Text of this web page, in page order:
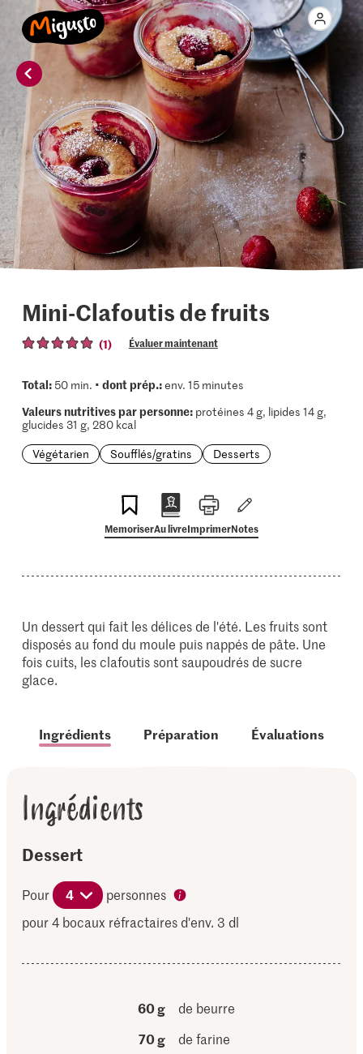
Mini-Clafoutis de fruits
(1) Évaluer maintenant
Total:50 min. • dont prép.:env. 15 minutes
Valeurs nutritives par personne:protéines 4 g, lipides 14 g,
glucides 31 g, 280 kcal
Végétarien
Soufflés/gratins Desserts
MemoriserAu livreImprimerNotes
Un dessert qui fait les délices de l'été. Les fruits sont
disposés au fond du moule puis nappés de pâte. Une
fois cuits, les clafoutis sont saupoudrés de sucre
glace.
Ingrédients Préparation Évaluations
Ingrédients
Dessert
Pour 4
personnes
pour 4 bocaux réfractaires d'env. 3 dl
60 g
de beurre
70 g
de farine